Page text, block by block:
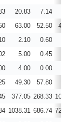
20.83 7.14
63.00 52.50
2.10 0.60
5.00 0.45
4.00 0.00
49.30 57.80
377.05 268.33
1038.31 686.74